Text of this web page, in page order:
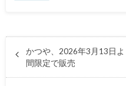
かつや、2026年3月13日
間限定で販売